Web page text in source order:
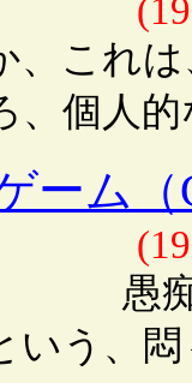
、これ
、個人
ーム
愚
いう、